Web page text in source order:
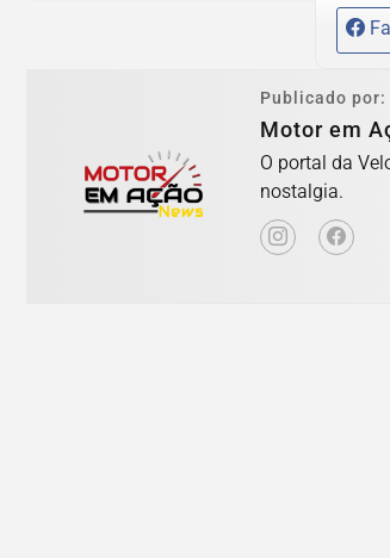
Publicado por:
Motor em
O portal da
nostalgia.